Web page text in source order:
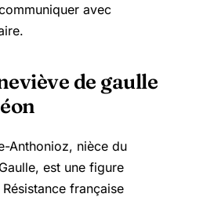
avec
de gaulle
Anthonioz, nièce du
est une figure
française